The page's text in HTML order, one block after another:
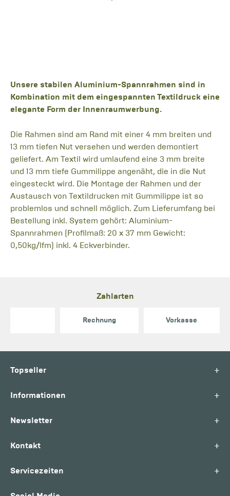
Unsere stabilen Aluminium-Spannrahmen sind in
Kombination mit dem eingespannten Textildruck eine
elegante Form der Innenraumwerbung.
Die Rahmen sind am Rand mit einer 4 mm breiten und
13 mm tiefen Nut versehen und werden demontiert
geliefert. Am Textil wird umlaufend eine 3 mm breite
und 13 mm tiefe Gummilippe angenäht, die in die Nut
eingesteckt wird. Die Montage der Rahmen und der
Austausch von Textildrucken mit Gummilippe ist so
problemlos und schnell möglich. Zum Lieferumfang bei
Bestellung inkl. System gehört: Aluminium-
Spannrahmen (Profilmaß: 20 x 37 mm Gewicht:
0,50kg/lfm) inkl. 4 Eckverbinder.
Zahlarten
Rechnung Vorkasse
Topseller +
Informationen +
Newsletter +
Kontakt +
Servicezeiten +